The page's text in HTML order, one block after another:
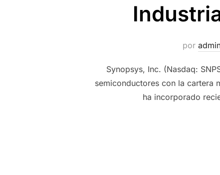
por
Synopsys, Inc. (Nasdaq:
semiconductores con la cartera
ha incorporado